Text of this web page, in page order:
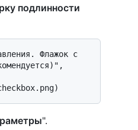
подлинности
".